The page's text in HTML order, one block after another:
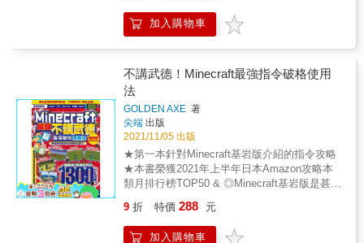
與採集工具；冒險途中遇到突發事故，需要冷
靜判斷環境和自身能力，才能及時應變安然脫
念。 & ★思路邏輯：為了想讓機關在某種條件
下順利運作，需要思考基本的對錯邏輯與訊號
上下游的銜接狀況。想要體驗更好的效果，需
要嘗試改變參數進行測試。體驗過多次的路線
設計，無形中將強化小朋友基本的邏輯思考能
力。 & @本書可以協助小朋友的地方 本書由日
本Minecraft達人所撰寫，針對Minecraft新手，
整理出「建築」、「生存冒險」、「紅石與指
令」等實用玩法章節，受到日本Minecraft玩家
的喜愛與支持，榮登2021年日本Amazon攻略
期，建立起自信，讓小朋友更快體驗到
國小 李政蒲老師 台中亞洲大學 陳勇國老師 &
Minecraft在1.13版本做了大幅度的更新，很多
3天可以蓋好的機關地圖，經過這次改版可能多
花一倍的時間，形容這次改版為「這是一個從
根部的翻新！」，可見調整幅度之大！ & 因此
我們從遊戲的各層面，包含紅石、指令、建築
技巧等，收集八百多項最新版本的實用技巧，
要讓讀者接觸到的是最正確的minecraft攻略，
也能一次摸清本次大幅更新的內容。 & 同時書
內也介紹全自動的鐵道循環設計，完美的軌道
切換設計，讓您利用新要素完成前所未見的神
奇機關！來去各地，只要按個鈕坐個車就會
加入購物車
不講武德！Minecraft最強指令破格使用
法
GOLDEN AXE 著
尖端 出版
2021/11/05 出版
★第一本針對Minecraft基岩版介紹的指令攻略
★本書榮獲2021年上半年日本Amazon攻略本
類月排行榜TOP50 & ◎Minecraft基岩版是甚麼
Switch/PS4/Xbox One)、手機版、PC WIN10
這些平台上安裝的Minecraft的統稱，簡單講，
9 折 特價 288 元
加入購物車